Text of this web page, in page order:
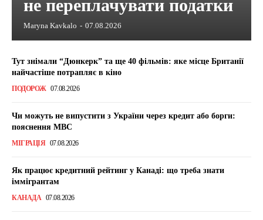
не переплачувати податки
Maryna Kavkalo - 07.08.2026
Тут знімали “Дюнкерк” та ще 40 фільмів: яке місце Британії
найчастіше потрапляє в кіно
ПОДОРОЖ 07.08.2026
Чи можуть не випустити з України через кредит або борги:
пояснення МВС
МІГРАЦІЯ 07.08.2026
Як працює кредитний рейтинг у Канаді: що треба знати
іммігрантам
КАНАДА 07.08.2026